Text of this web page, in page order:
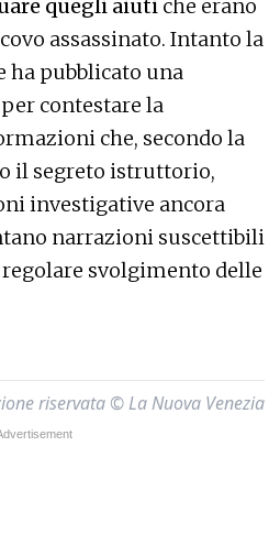
quegli aiuti che erano
assassinato. Intanto la
ha pubblicato una
contestare la
che, secondo la
il segreto istruttorio,
investigative ancora
narrazioni suscettibili
svolgimento delle
riservata © La Nuova Venezia